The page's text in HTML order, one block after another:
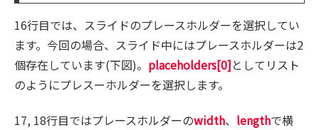
16行目では、スライドのプレースホルダーを選択してい
ます。今回の場合、スライド中にはプレースホルダーは2
個存在しています(下図)。 placeholders[0]としてリスト
のようにプレスーホルダーを選択します。
17, 18行目ではプレースホルダーのwidth、 lengthで横